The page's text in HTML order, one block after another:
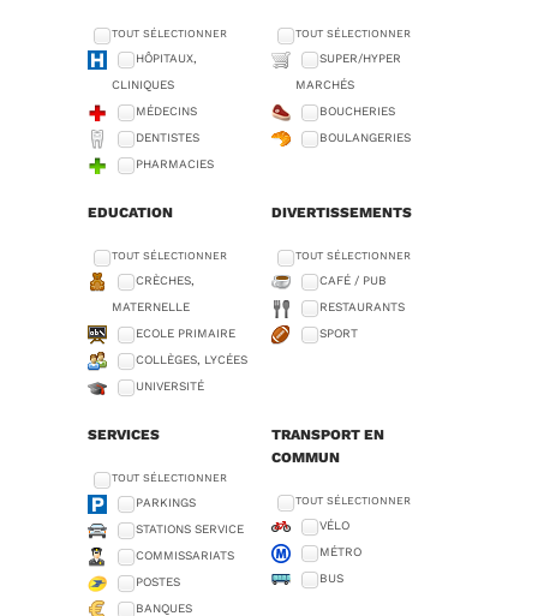
TOUT SÉLECTIONNER
HÔPITAUX,
CLINIQUES
MÉDECINS
DENTISTES
PHARMACIES
TOUT SÉLECTIONNER
SUPER/HYPER
MARCHÉS
BOUCHERIES
BOULANGERIES
EDUCATION
TOUT SÉLECTIONNER
CRÈCHES,
MATERNELLE
ECOLE PRIMAIRE
COLLÈGES, LYCÉES
UNIVERSITÉ
DIVERTISSEMENTS
TOUT SÉLECTIONNER
CAFÉ / PUB
RESTAURANTS
SPORT
SERVICES
TOUT SÉLECTIONNER
PARKINGS
STATIONS SERVICE
COMMISSARIATS
POSTES
BANQUES
TRANSPORT EN
COMMUN
TOUT SÉLECTIONNER
VÉLO
MÉTRO
BUS